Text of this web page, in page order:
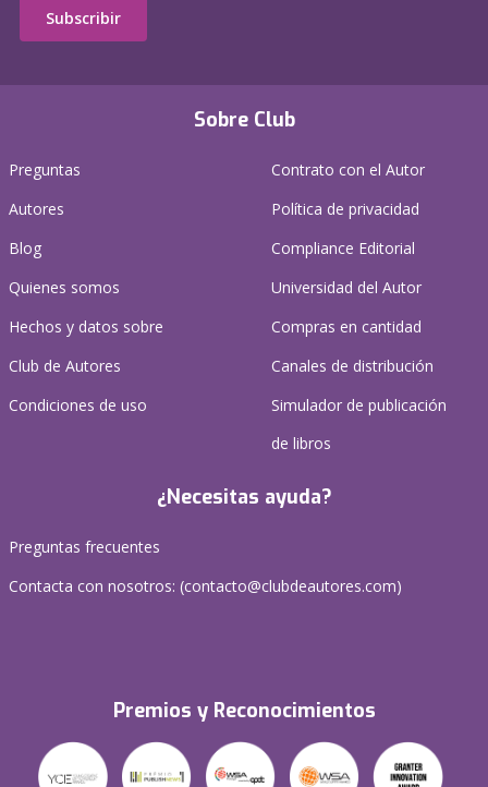
Sobre Club
Preguntas
Autores
Blog
Quienes somos
Hechos y datos sobre
Club de Autores
Condiciones de uso
Contrato con el Autor
Política de privacidad
Compliance Editorial
Universidad del Autor
Compras en cantidad
Canales de distribución
Simulador de publicación
de libros
¿Necesitas ayuda?
Preguntas frecuentes
Contacta con nosotros: (contacto@clubdeautores.com)
Premios y Reconocimientos
Subscribir